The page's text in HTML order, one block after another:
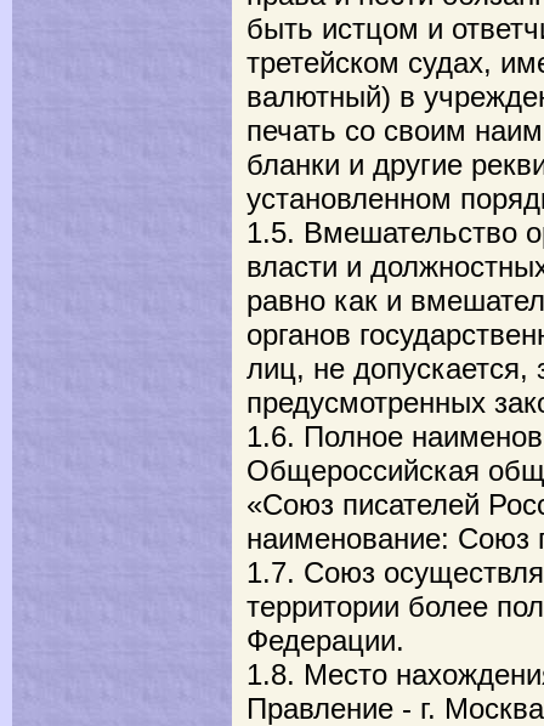
быть истцом и
третейском судах,
валютный) в
печать со своим
бланки и другие
установленном
1.5. Вмешательство
власти и
равно как и
органов
лиц, не
предусмотренных
1.6. Полное
Общероссийская
«Союз писателей
наименование: Союз
1.7. Союз
территории более
Федерации.
1.8. Место
Правление - г.